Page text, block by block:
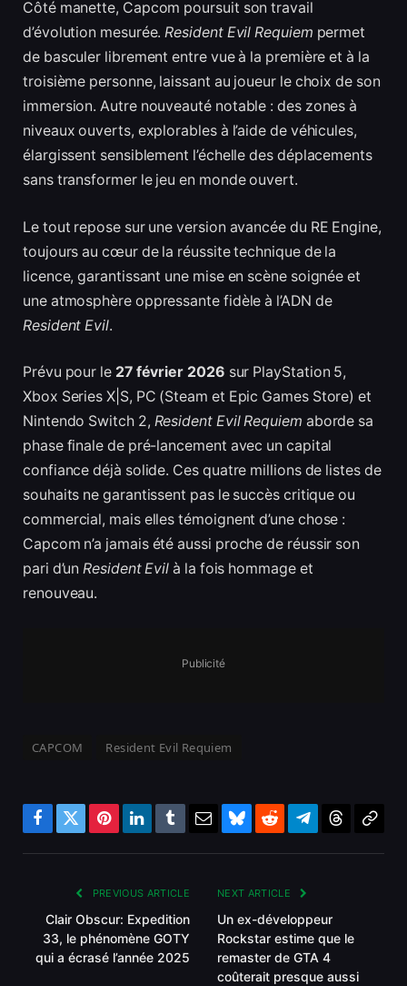
Côté manette, Capcom poursuit son travail
d’évolution mesurée.Resident Evil Requiem permet
de basculer librement entre vue à la première et à la
troisième personne, laissant au joueur le choix de son
immersion. Autre nouveauté notable : des zones à
niveaux ouverts, explorables à l’aide de véhicules,
élargissent sensiblement l’échelle des déplacements
sans transformer le jeu en monde ouvert.
Le tout repose sur une version avancée du RE Engine,
toujours au cœur de la réussite technique de la
licence, garantissant une mise en scène soignée et
une atmosphère oppressante fidèle à l’ADN de
Resident Evil.
Prévu pour le 27 février 2026 sur PlayStation 5,
Xbox Series X|S, PC (Steam et Epic Games Store) et
Nintendo Switch 2, Resident Evil Requiem aborde sa
phase finale de pré-lancement avec un capital
confiance déjà solide. Ces quatre millions de listes de
souhaits ne garantissent pas le succès critique ou
commercial, mais elles témoignent d’une chose :
Capcom n’a jamais été aussi proche de réussir son
pari d’unResident Evil à la fois hommage et
renouveau.
Publicité
CAPCOM Resident Evil Requiem
Facebook
TwitterPinterestLinkedInTumblrEmailBlueskyRedditTelegram
PREVIOUS ARTICLE
Clair Obscur: Expedition
33, le phénomène GOTY
qui a écrasé l’année 2025
NEXT ARTICLE
Un ex-développeur
Rockstar estime que le
remaster de GTA 4
coûterait presque aussi